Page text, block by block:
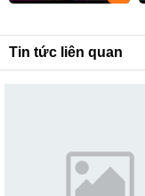
Tin tức liên quan